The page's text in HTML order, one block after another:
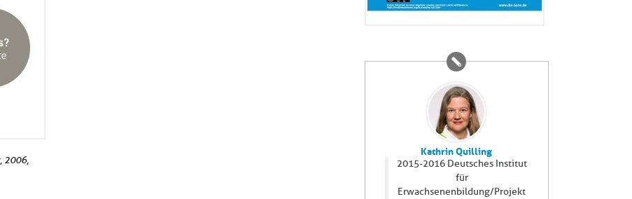
2006,
Kathrin Quilling
2015-2016 Deutsches Institut
für
Erwachsenenbildung/Projekt